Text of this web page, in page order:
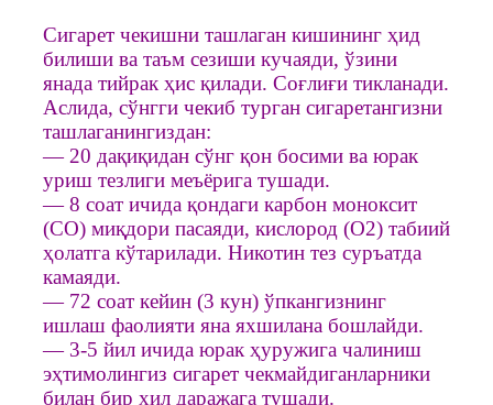
Сигарет чекишни ташлаган кишининг ҳид
билиши ва таъм сезиши кучаяди, ўзини
янада тийрак ҳис қилади. Соғлиғи тикланади.
Аслида, сўнгги чекиб турган сигаретангизни
ташлаганингиздан:
— 20 дақиқидан сўнг қон босими ва юрак
уриш тезлиги меъёрига тушади.
— 8 соат ичида қондаги карбон моноксит
(CO) миқдори пасаяди, кислород (О2) табиий
ҳолатга кўтарилади. Никотин тез суръатда
камаяди.
— 72 соат кейин (3 кун) ўпкангизнинг
ишлаш фаолияти яна яхшилана бошлайди.
— 3-5 йил ичида юрак ҳуружига чалиниш
эҳтимолингиз сигарет чекмайдиганларники
билан бир хил даражага тушади.